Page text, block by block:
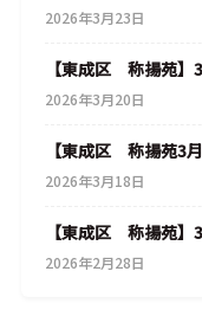
2026年3月23日
【東成区 称揚苑
2026年3月20日
【東成区 称揚苑3
2026年3月18日
【東成区 称揚苑
2026年2月28日